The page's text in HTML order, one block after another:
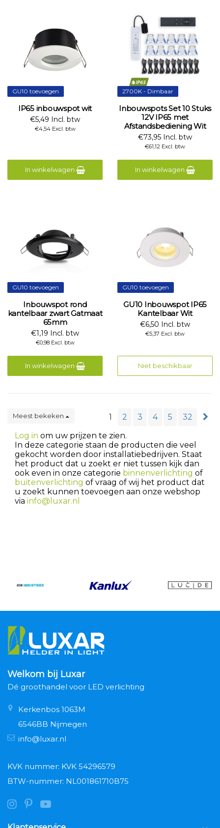
GU10 toevoegen
IP65 inbouwspot wit
€5,49 Incl. btw
€4,54 Excl. btw
In winkelwagen
2700K - Dimbaar
Inbouwspots Set 10 Stuks
12V IP65 met
Afstandsbediening Wit
€73,95 Incl. btw
€61,12 Excl. btw
In winkelwagen
GU10 toevoegen
Inbouwspot rond
kantelbaar zwart Gatmaat
65mm
€1,19 Incl. btw
€0,98 Excl. btw
In winkelwagen
GU10 toevoegen
GU10 Inbouwspot IP65
Kantelbaar Wit
€6,50 Incl. btw
€5,37 Excl. btw
Niet beschikbaar
Meest bekeken 1 2 3 4 5
32
Log in om uw prijzen te zien.
In deze categorie staan de producten die veel
gekocht worden door installatiebedrijven. Staat
het product dat u zoekt er niet tussen kijk dan
ook even in onze categorie binnenverlichting of
buitenverlichting of vraag of wij het product dat
u zoekt kunnen toevoegen aan onze webshop
via info@luxar.nl
Welkom bij Luxar
Dé groothandel voor LED verlichting
Kerkenbos 1063M
6546BB Nijmegen
info@luxar.nl
KVK nummer: KVK 54296579
BTW-nummer: NL001861710B75